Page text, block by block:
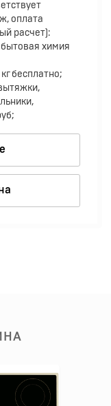
оплата
расчет):
химия
бесплатно;